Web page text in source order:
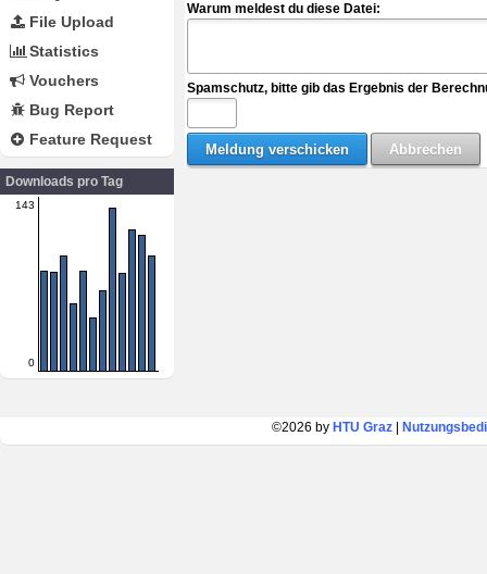
File Upload
Statistics
Vouchers
Bug Report
Feature Request
Downloads pro Tag
143
0
Warum meldest du diese Datei:
Spamschutz, bitte gib das Ergebnis der
©2026 by HTU Graz|